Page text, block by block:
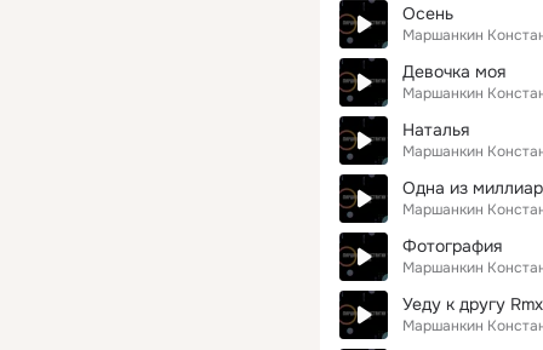
Осень
Маршанкин
Девочка моя
Маршанкин
Наталья
Маршанкин
Одна из
Маршанкин
Фотография
Маршанкин
Уеду к другу Rmx
Маршанкин